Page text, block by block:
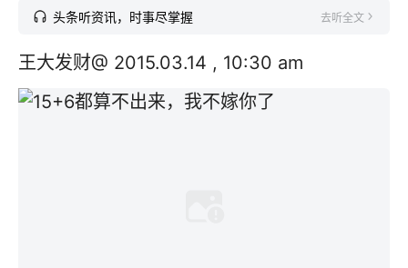
头条听资讯，时事尽掌握 去听全文
王大发财@ 2015.03.14 , 10:30 am